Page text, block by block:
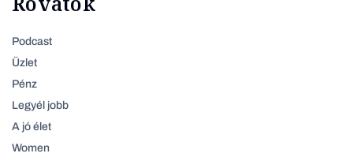
Podcast
Üzlet
Pénz
Legyél jobb
A jó élet
Women